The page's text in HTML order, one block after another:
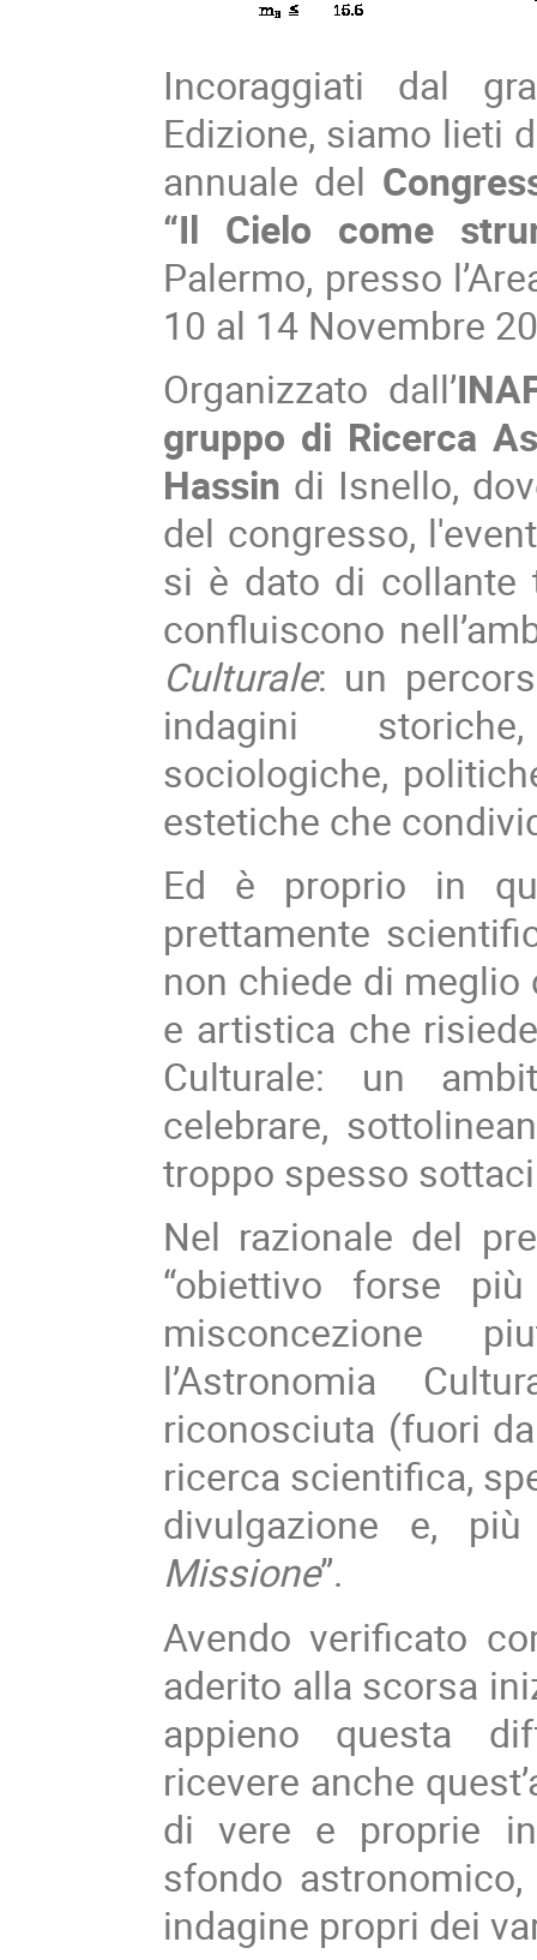
Incoraggiati dal
Edizione, siamo lieti
annuale del
“Il Cielo come
Palermo, presso
10 al 14 Novembre
Organizzato dall’
gruppo di Ricerca
Hassin di Isnello,
del congresso,
si è dato di collante
confluiscono
Culturale: un
indagini
sociologiche,
estetiche che
Ed è proprio in
prettamente
non chiede di
e artistica che
Culturale: un
celebrare,
troppo spesso
Nel razionale del
“obiettivo forse
misconcezione
l’Astronomia
riconosciuta (fuori
ricerca scientifica,
divulgazione e,
Missione”.
Avendo verificato
aderito alla scorsa
appieno questa
ricevere anche
di vere e proprie
sfondo
indagine propri dei